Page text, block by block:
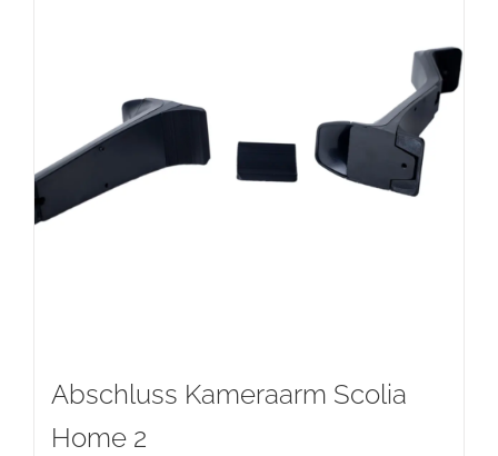
Abschluss Kameraarm Scolia
Home 2